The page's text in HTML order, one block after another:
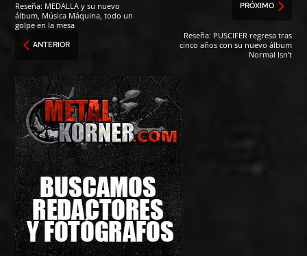
Reseña: MEDALLA y su nuevo
álbum, Música Máquina, todo un
golpe en la mesa
ANTERIOR
PRÓXIMO
Reseña: PUSCIFER regresa tras
cinco años con su nuevo álbum
Normal Isn’t